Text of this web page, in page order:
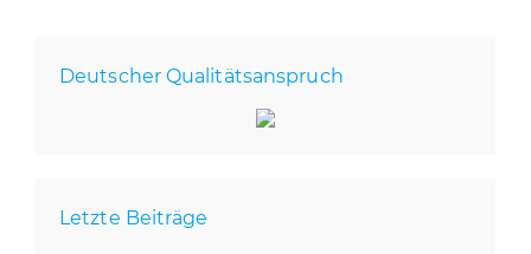
Deutscher Qualitätsanspruch
Letzte Beiträge